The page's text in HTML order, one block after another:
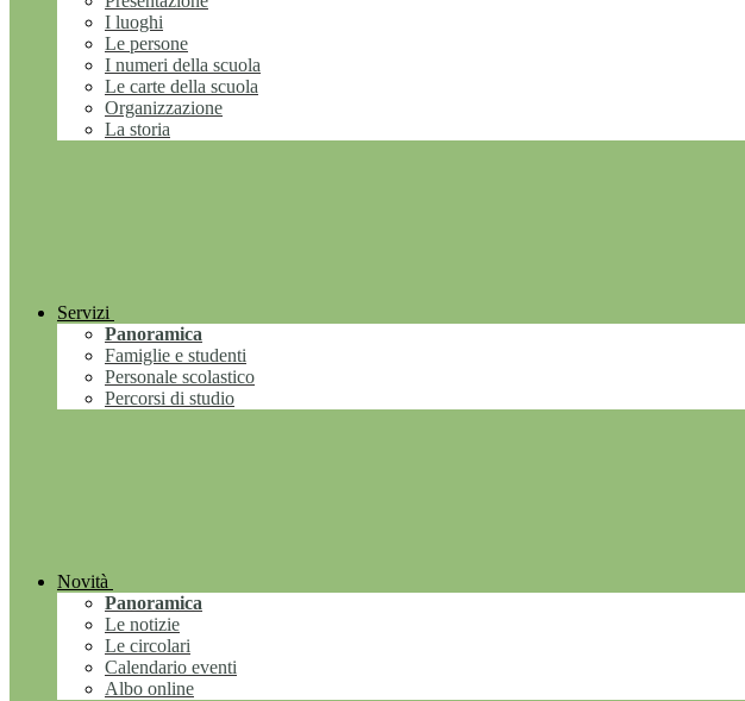
I luoghi
Le persone
I numeri della scuola
Le carte della scuola
Organizzazione
La storia
Servizi
Panoramica
Famiglie e studenti
Personale scolastico
Percorsi di studio
Novità
Panoramica
Le notizie
Le circolari
Calendario eventi
Albo online